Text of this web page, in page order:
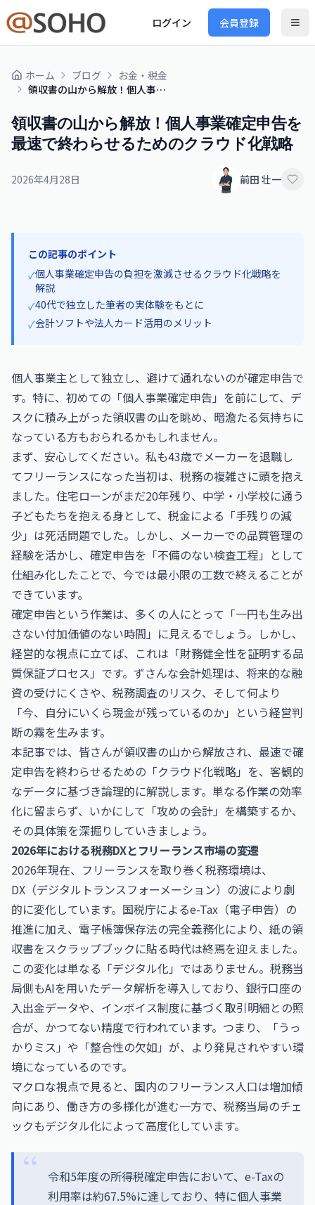
ログイン 会員登録
ホーム ブログ
お金・税金
領収書の山から解放！個人事業確定申告を最速で終わらせるためのクラウド化戦略
領収書の山から解放！個人事業確定申告を
最速で終わらせるためのクラウド化戦略
2026年4月28日 前田 壮一
この記事のポイント
✓個人事業確定申告の負担を激減させるクラウド化戦略を
解説
✓40代で独立した筆者の実体験をもとに
✓会計ソフトや法人カード活用のメリット
個人事業主として独立し、避けて通れないのが確定申告で
す。特に、初めての「個人事業確定申告」を前にして、デ
スクに積み上がった領収書の山を眺め、暗澹たる気持ちに
なっている方もおられるかもしれません。
まず、安心してください。私も43歳でメーカーを退職し
てフリーランスになった当初は、税務の複雑さに頭を抱え
ました。住宅ローンがまだ20年残り、中学・小学校に通う
子どもたちを抱える身として、税金による「手残りの減
少」は死活問題でした。しかし、メーカーでの品質管理の
経験を活かし、確定申告を「不備のない検査工程」として
仕組み化したことで、今では最小限の工数で終えることが
できています。
確定申告という作業は、多くの人にとって「一円も生み出
さない付加価値のない時間」に見えるでしょう。しかし、
経営的な視点に立てば、これは「財務健全性を証明する品
質保証プロセス」です。ずさんな会計処理は、将来的な融
資の受けにくさや、税務調査のリスク、そして何より
「今、自分にいくら現金が残っているのか」という経営判
断の霧を生みます。
本記事では、皆さんが領収書の山から解放され、最速で確
定申告を終わらせるための「クラウド化戦略」を、客観的
なデータに基づき論理的に解説します。単なる作業の効率
化に留まらず、いかにして「攻めの会計」を構築するか、
その具体策を深掘りしていきましょう。
2026年における税務DXとフリーランス市場の変遷
2026年現在、フリーランスを取り巻く税務環境は、
DX（デジタルトランスフォーメーション）の波により劇
的に変化しています。国税庁によるe-Tax（電子申告）の
推進に加え、電子帳簿保存法の完全義務化により、紙の領
収書をスクラップブックに貼る時代は終焉を迎えました。
この変化は単なる「デジタル化」ではありません。税務当
局側もAIを用いたデータ解析を導入しており、銀行口座の
入出金データや、インボイス制度に基づく取引明細との照
合が、かつてない精度で行われています。つまり、「うっ
かりミス」や「整合性の欠如」が、より発見されやすい環
境になっているのです。
マクロな視点で見ると、国内のフリーランス人口は増加傾
向にあり、働き方の多様化が進む一方で、税務当局のチェ
ックもデジタル化によって高度化しています。
令和5年度の所得税確定申告において、e-Taxの
利用率は約67.5%に達しており、特に個人事業